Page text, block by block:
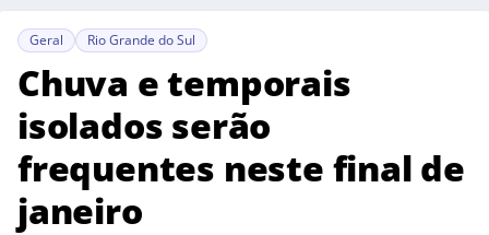
Geral Rio Grande do Sul
Chuva e temporais
isolados serão
frequentes neste final de
janeiro